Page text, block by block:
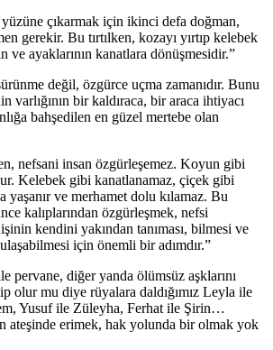
çıkarmak için ikinci defa doğman,
gerekir. Bu tırtılken, kozayı yırtıp kelebek
ve ayaklarının kanatlara dönüşmesidir.”
değil, özgürce uçma zamanıdır. Bunu
varlığının bir kaldıraca, bir araca ihtiyacı
bahşedilen en güzel mertebe olan
nefsani insan özgürleşemez. Koyun gibi
Kelebek gibi kanatlanamaz, çiçek gibi
yaşanır ve merhamet dolu kılamaz. Bu
kalıplarından özgürleşmek, nefsi
kendini yakından tanıması, bilmesi ve
için önemli bir adımdır.”
pervane, diğer yanda ölümsüz aşklarını
olur mu diye rüyalara daldığımız Leyla ile
Yusuf ile Züleyha, Ferhat ile Şirin…
ateşinde erimek, hak yolunda bir olmak yok